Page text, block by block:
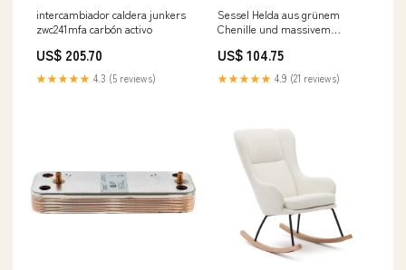
intercambiador caldera junkers
zwc241mfa carbón activo
US$ 205.70
★★★★★ 4.3 (5 reviews)
Sessel Helda aus grünem
Chenille und massivem
Venture Home
US$ 104.75
★★★★★ 4.9 (21 reviews)